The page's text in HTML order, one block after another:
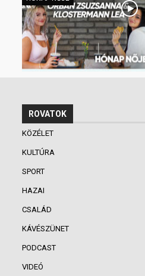
ROVATOK
KÖZÉLET
KULTÚRA
SPORT
HAZAI
CSALÁD
KÁVÉSZÜNET
PODCAST
VIDEÓ